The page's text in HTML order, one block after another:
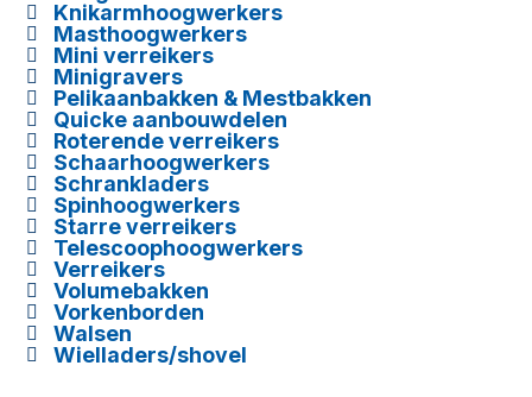
 Knikarmhoogwerkers
 Masthoogwerkers
 Mini verreikers
 Minigravers
 Pelikaanbakken & Mestbakken
 Quicke aanbouwdelen
 Roterende verreikers
 Schaarhoogwerkers
 Schrankladers
 Spinhoogwerkers
 Starre verreikers
 Telescoophoogwerkers
 Verreikers
 Volumebakken
 Vorkenborden
 Walsen
 Wielladers/shovel